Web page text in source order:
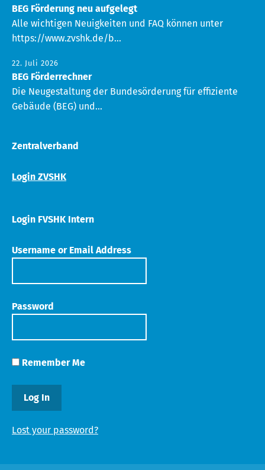
BEG Förderung neu aufgelegt
Alle wichtigen Neuigkeiten und FAQ können unter
https://www.zvshk.de/b...
22. Juli 2026
BEG Förderrechner
Die Neugestaltung der Bundesörderung für effiziente
Gebäude (BEG) und...
Zentralverband
Login ZVSHK
Login FVSHK Intern
Username or Email Address
Password
Remember Me
Lost your password?